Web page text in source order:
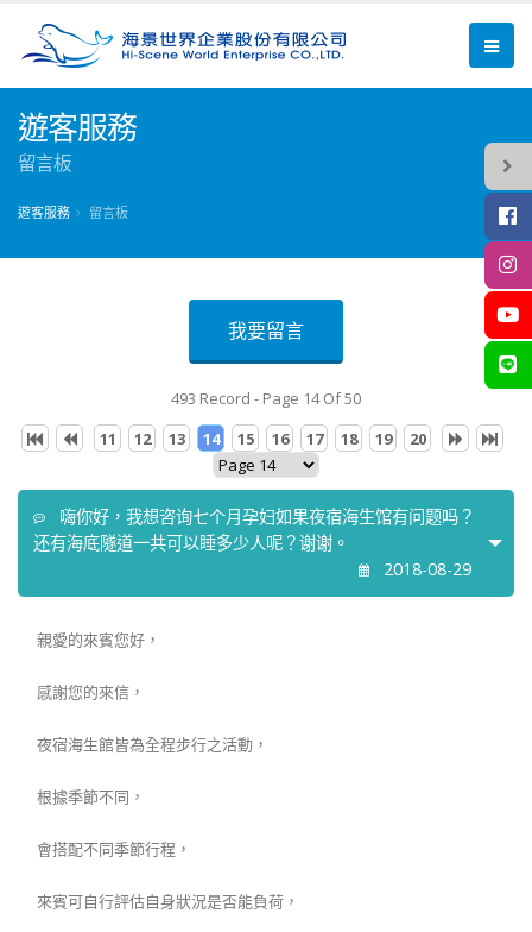
遊客服務
留言板
遊客服務 留言板
我要留言
493 Record - Page 14 Of 50
11
12 13 14 15 16 17 18 19 20
嗨你好，我想咨询七个月孕妇如果夜宿海生馆有问题吗？
还有海底隧道一共可以睡多少人呢？谢谢。
2018-08-29
親愛的來賓您好，
感謝您的來信，
夜宿海生館皆為全程步行之活動，
根據季節不同，
會搭配不同季節行程，
來賓可自行評估自身狀況是否能負荷，